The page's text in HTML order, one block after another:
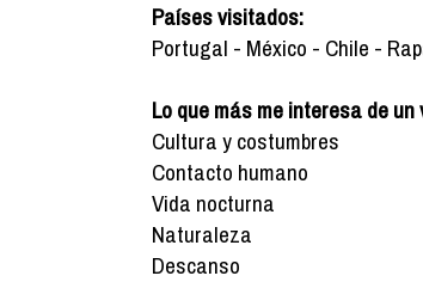
Países visitados:
Portugal - México - Chile -
Lo que más me interesa de un
Cultura y costumbres
Contacto humano
Vida nocturna
Naturaleza
Descanso